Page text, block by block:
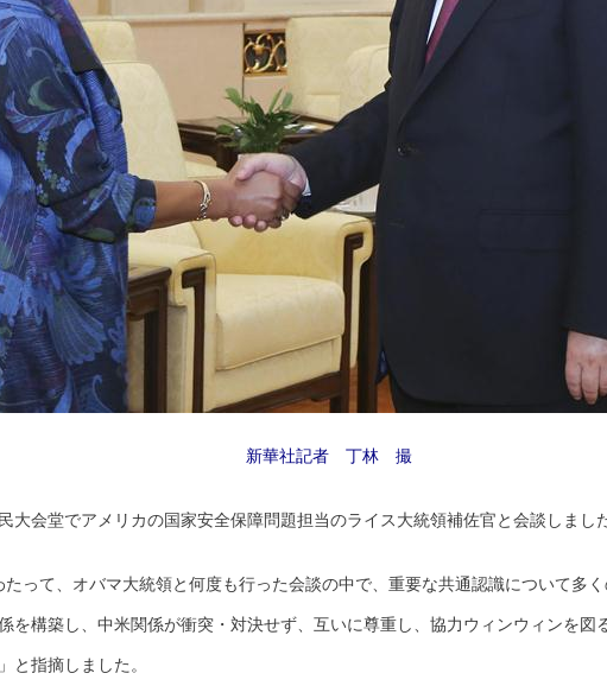
新華社記者 丁林 撮
大会堂でアメリカの国家安全保障問題担当のライス大統領補佐官と会談しまし
って、オバマ大統領と何度も行った会談の中で、重要な共通認識について多
を構築し、中米関係が衝突・対決せず、互いに尊重し、協力ウィンウィンを図
と指摘しました。